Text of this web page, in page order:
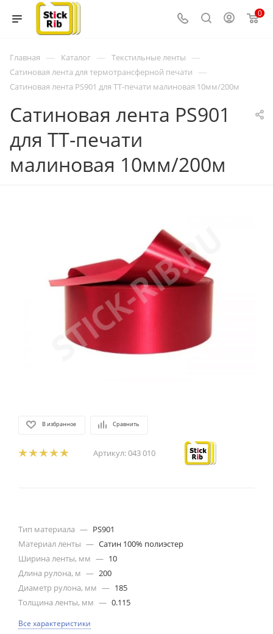
0
Главная — Каталог — Текстильные ленты —
Сатиновая лента для термотрансферной печати —
Сатиновая лента PS901 для ТТ-печати малиновая 10мм/200м
Сатиновая лента PS901
для ТТ-печати
малиновая 10мм/200м
В избранное Сравнить
Артикул:043 010
Тип материала — PS901
Материал ленты — Сатин 100% полиэстер
Ширина ленты, мм — 10
Длина рулона, м — 200
Диаметр рулона, мм — 185
Толщина ленты, мм — 0.115
Все характеристики